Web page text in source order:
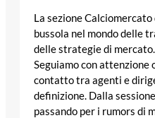
La sezione
bussola nel mondo delle
delle strategie di mercato.
Seguiamo con attenzione
contatto tra agenti e
definizione. Dalla
passando per i rumors di